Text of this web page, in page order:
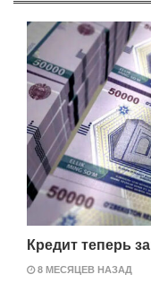
Кредит теперь
8 МЕСЯЦЕВ НАЗАД